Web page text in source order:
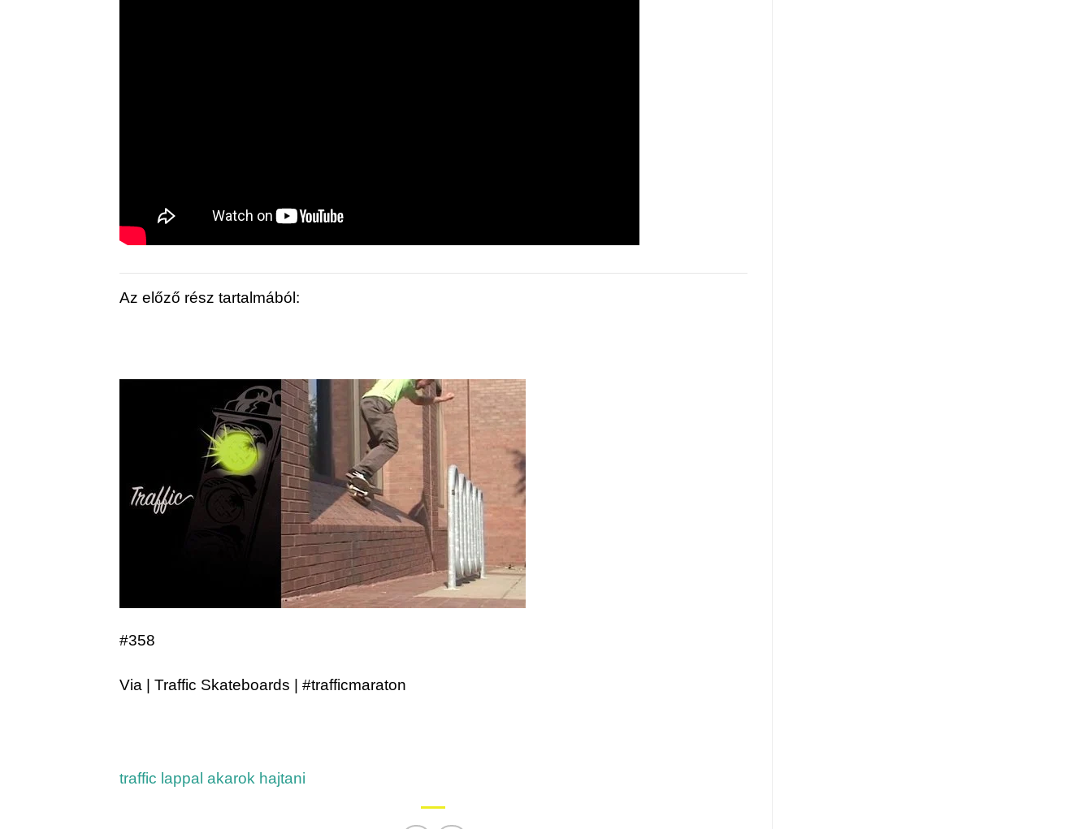
Az előző rész tartalmából:
#358
Via | Traffic Skateboards | #trafficmaraton
traffic lappal akarok hajtani